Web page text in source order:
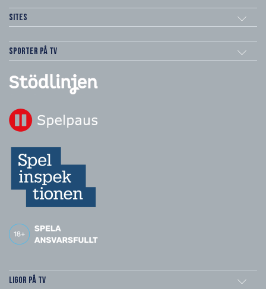
Sites
Sporter på TV
Ligor på TV